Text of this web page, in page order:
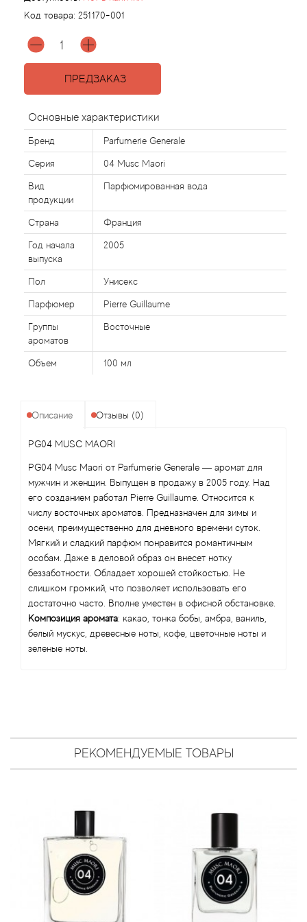
Код товара: 251170-001
ПРЕДЗАКАЗ
Основные характеристики
Бренд Parfumerie Generale
Серия 04 Musc Maori
Вид
продукции
Парфюмированная вода
Страна Франция
Год начала
выпуска
2005
Пол Унисекс
Парфюмер Pierre Guillaume
Группы
ароматов
Восточные
Объем 100 мл
Описание Отзывы (0)
PG04 MUSC MAORI
PG04 Musc Maori от Parfumerie Generale — аромат для
мужчин и женщин. Выпущен в продажу в 2005 году. Над
его созданием работал Pierre Guillaume. Относится к
числу восточных ароматов. Предназначен для зимы и
осени, преимущественно для дневного времени суток.
Мягкий и сладкий парфюм понравится романтичным
особам. Даже в деловой образ он внесет нотку
беззаботности. Обладает хорошей стойкостью. Не
слишком громкий, что позволяет использовать его
достаточно часто. Вполне уместен в офисной обстановке.
Композиция аромата: какао, тонка бобы, амбра, ваниль,
белый мускус, древесные ноты, кофе, цветочные ноты и
зеленые ноты.
РЕКОМЕНДУЕМЫЕ ТОВАРЫ
Agonist
Aigner
Ajmal
Al Haramain
Al Jazeera
Alaia Paris
Alexander McQueen
Alexandre Barthet
Alexandre J
Alyson Oldoini
Alyssa Ashley
American Crew
Amouage
Amouroud
Angel Schlesser
Anima Mundi
Anne Fontaine
Antonia's Flowers
Antonio Banderas
Antonio Puig